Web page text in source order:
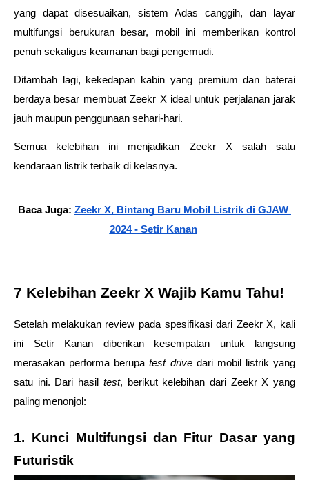
yang dapat disesuaikan, sistem Adas canggih, dan layar
multifungsi berukuran besar, mobil ini memberikan kontrol
penuh sekaligus keamanan bagi pengemudi.
Ditambah lagi, kekedapan kabin yang premium dan baterai
berdaya besar membuat Zeekr X ideal untuk perjalanan jarak
jauh maupun penggunaan sehari-hari.
Semua kelebihan ini menjadikan Zeekr X salah satu
kendaraan listrik terbaik di kelasnya.
Baca Juga: Zeekr X, Bintang Baru Mobil Listrik di GJAW
2024 - Setir Kanan
7 Kelebihan Zeekr X Wajib Kamu Tahu!
Setelah melakukan review pada spesifikasi dari Zeekr X, kali
ini Setir Kanan diberikan kesempatan untuk langsung
merasakan performa berupa test drive dari mobil listrik yang
satu ini. Dari hasil test, berikut kelebihan dari Zeekr X yang
paling menonjol:
1. Kunci Multifungsi dan Fitur Dasar yang
Futuristik